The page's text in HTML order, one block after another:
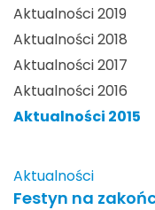
Aktualności 2019
Aktualności 2018
Aktualności 2017
Aktualności 2016
Aktualności 2015
Aktualności
Festyn na